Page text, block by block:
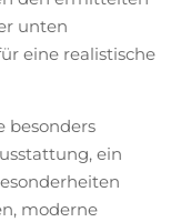
unten
eine realistische
besonders
ein
moderne